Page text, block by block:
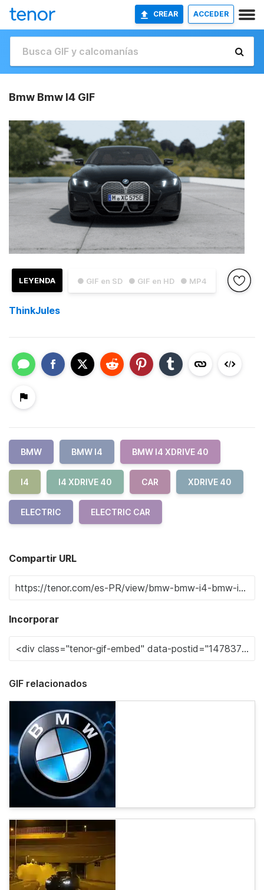
CREAR ACCEDER
Bmw Bmw I4 GIF
● GIF en SD ● GIF en HD ● MP4
LEYENDA
ThinkJules
BMW BMW I4 BMW I4 XDRIVE 40
I4 I4 XDRIVE 40 CAR XDRIVE 40
ELECTRIC ELECTRIC CAR
Compartir URL
Incorporar
GIF relacionados